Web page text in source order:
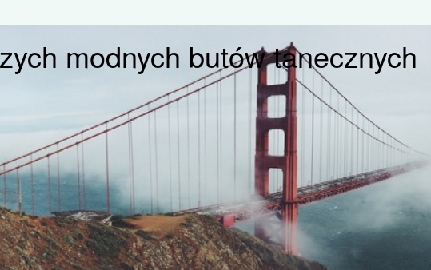
modnych butów tanecznych